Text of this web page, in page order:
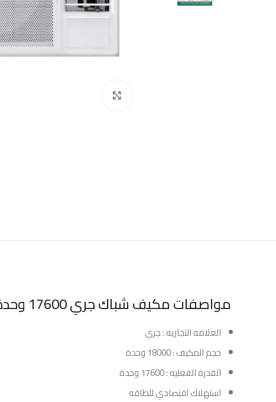
مواصفات مكيف شباك جري 17600 وحدة حار / بارد :
العلامه التجاريه : جري
حجم المكيف : 18000 وحدة
القدرة الفعليه : 17600 وحدة
استهلاك اقتصادي للطاقه